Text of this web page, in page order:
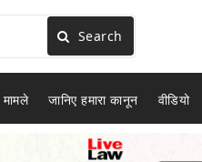
Search
मामले जानिए हमारा कानून वीडियो